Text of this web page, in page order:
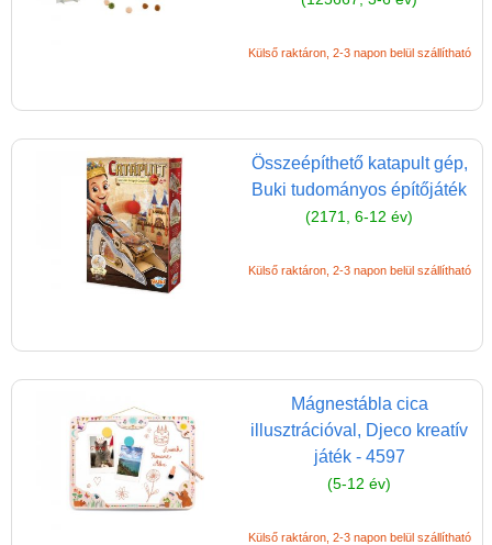
Külső raktáron, 2-3 napon belül szállítható
Összeépíthető katapult gép,
Buki tudományos építőjáték
(2171, 6-12 év)
Külső raktáron, 2-3 napon belül szállítható
Mágnestábla cica
illusztrációval, Djeco kreatív
játék - 4597
(5-12 év)
Külső raktáron, 2-3 napon belül szállítható
Vélemények
de akár INGYEN!
5%-os törzsvásárlói
kedvezmény
Miért vásárolj nálunk?
Akiket támogatunk